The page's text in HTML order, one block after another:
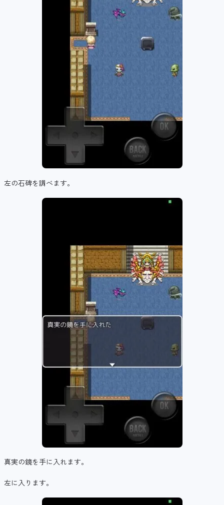
左の石碑を調べます。
真実の鏡を手に入れます。
左に入ります。